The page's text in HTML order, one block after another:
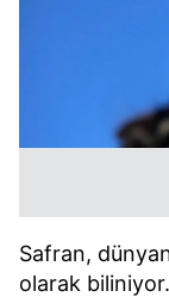
Safran,
olarak